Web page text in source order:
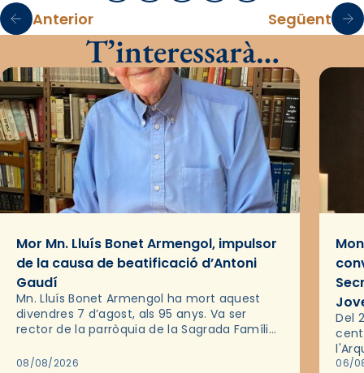
Anterior Següent
T’interessarà…
Mor Mn. Lluís Bonet Armengol, impulsor
de la causa de beatificació d’Antoni
Gaudí
Mn. Lluís Bonet Armengol ha mort aquest
divendres 7 d’agost, als 95 anys. Va ser
rector de la parròquia de la Sagrada Família
2018,…
08/08/2026
Del
les
06/